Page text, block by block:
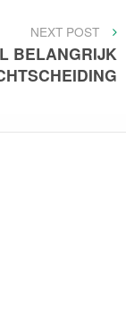
NEXT
POST
NEXT POST
BELANGRIJK